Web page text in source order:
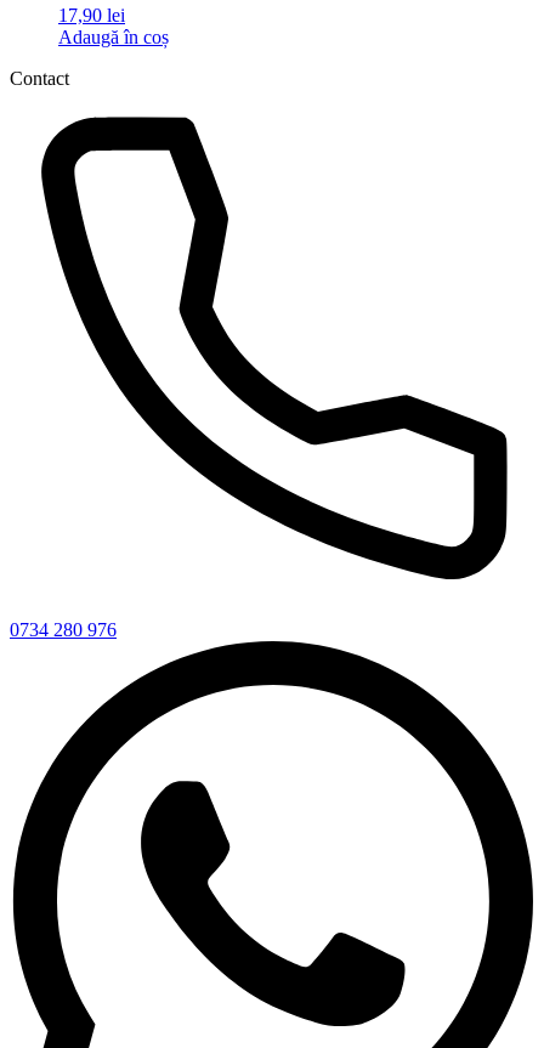
17,90 lei
Adaugă în coș
Contact
0734 280 976